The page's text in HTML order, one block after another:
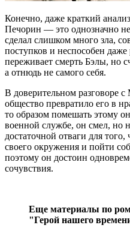
Конечно, даже краткий
Печорин — это однозначно
сделал слишком много зла,
поступков и неспособен
переживает смерть Бэлы, но
а отнюдь не самого себя.
В доверительном разговоре
общество превратило его в
то образом помешать этому
военной службе, он смел, но
достаточной отваги для
своего окружения и пойти
поэтому он достоин
сочувствия.
Еще материалы по
"Герой нашего